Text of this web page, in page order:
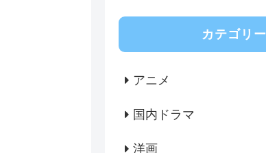
カテゴリー
アニメ
国内ドラマ
洋画